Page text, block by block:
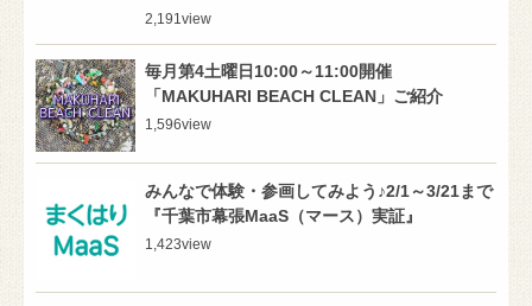
2,191 view
毎月第4土曜日10:00～11:00開催
「MAKUHARI BEACH CLEAN」ご紹介
1,596view
みんなで体験・参画してみよう♪2/1～3/21まで
『千葉市幕張MaaS（マース）実証』
1,423view